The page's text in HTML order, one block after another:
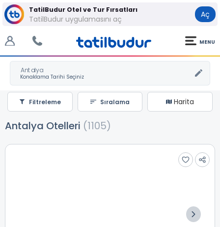
TatilBudur Otel ve Tur Fırsatları
TatilBudur uygulamasını aç Aç
MENU
Antalya
Harita
Sıralama
Filtreleme
Antalya Otelleri (1105)